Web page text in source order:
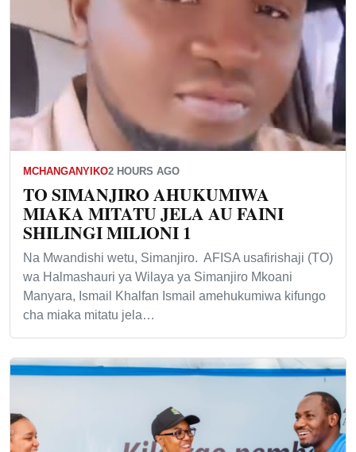
MCHANGANYIKO2 HOURS AGO
TO SIMANJIRO AHUKUMIWA
MIAKA MITATU JELA AU FAINI
SHILINGI MILIONI 1
Na Mwandishi wetu, Simanjiro. AFISA usafirishaji (TO)
wa Halmashauri ya Wilaya ya Simanjiro Mkoani
Manyara, Ismail Khalfan Ismail amehukumiwa kifungo
cha miaka mitatu jela…